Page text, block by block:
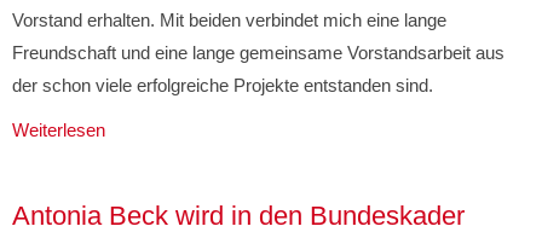
Vorstand erhalten. Mit beiden verbindet mich eine lange
Freundschaft und eine lange gemeinsame Vorstandsarbeit aus
der schon viele erfolgreiche Projekte entstanden sind.
Weiterlesen
Antonia Beck wird in den Bundeskader